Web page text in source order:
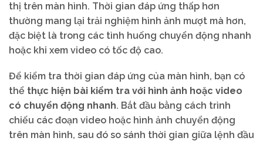
thị trên màn hình. Thời gian đáp ứng thấp hơn
thường mang lại trải nghiệm hình ảnh mượt mà hơn,
đặc biệt là trong các tình huống chuyển động nhanh
hoặc khi xem video có tốc độ cao.
Để kiểm tra thời gian đáp ứng của màn hình, bạn có
thể thực hiện bài kiểm tra với hình ảnh hoặc video
có chuyển động nhanh. Bắt đầu bằng cách trình
chiếu các đoạn video hoặc hình ảnh chuyển động
trên màn hình, sau đó so sánh thời gian giữa lệnh đầu